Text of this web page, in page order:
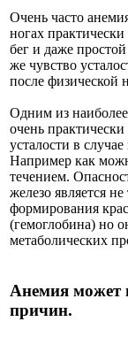
Очень часто
ногах
бег и даже
же чувство
после физической
Одним из
очень
усталости в
Например как
течением.
железо является
формирования
(гемоглобина) но
метаболических
Анемия может
причин.